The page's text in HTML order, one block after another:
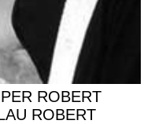
ROBERT
ROBERT